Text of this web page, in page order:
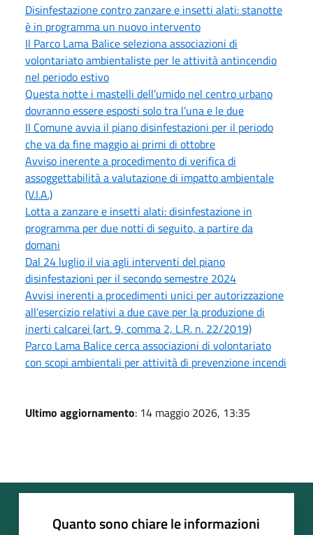
Disinfestazione contro zanzare e insetti alati: stanotte
è in programma un nuovo intervento
Il Parco Lama Balice seleziona associazioni di
volontariato ambientaliste per le attività antincendio
nel periodo estivo
Questa notte i mastelli dell’umido nel centro urbano
dovranno essere esposti solo tra l’una e le due
Il Comune avvia il piano disinfestazioni per il periodo
che va da fine maggio ai primi di ottobre
Avviso inerente a procedimento di verifica di
assoggettabilità a valutazione di impatto ambientale
(V.I.A.)
Lotta a zanzare e insetti alati: disinfestazione in
programma per due notti di seguito, a partire da
domani
Dal 24 luglio il via agli interventi del piano
disinfestazioni per il secondo semestre 2024
Avvisi inerenti a procedimenti unici per autorizzazione
all’esercizio relativi a due cave per la produzione di
inerti calcarei (art. 9, comma 2, L.R. n. 22/2019)
Parco Lama Balice cerca associazioni di volontariato
con scopi ambientali per attività di prevenzione incendi
Ultimo aggiornamento: 14 maggio 2026, 13:35
Quanto sono chiare le informazioni